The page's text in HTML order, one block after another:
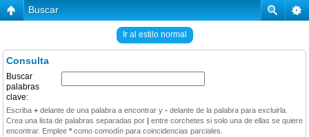
Buscar
Ir al estilo normal
Consulta
Buscar
palabras
clave:
Escriba + delante de una palabra a encontrar y - delante de la palabra para excluirla.
Crea una lista de palabras separadas por | entre corchetes si solo una de ellas se quiere
encontrar. Emplee * como comodín para coincidencias parciales.